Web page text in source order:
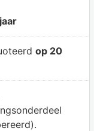
op 20